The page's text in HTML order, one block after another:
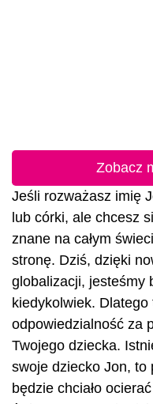
Zobacz
Jeśli rozważasz imię
lub córki, ale chcesz
znane na całym
stronę. Dziś, dzięki
globalizacji, jesteśmy
kiedykolwiek.
odpowiedzialność za
Twojego dziecka.
swoje dziecko Jon, to
będzie chciało